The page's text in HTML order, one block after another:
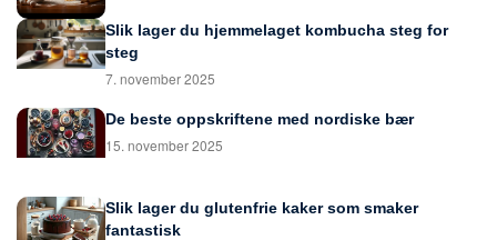
Slik lager du hjemmelaget kombucha steg for
steg
7. november 2025
De beste oppskriftene med nordiske bær
15. november 2025
Slik lager du glutenfrie kaker som smaker
fantastisk